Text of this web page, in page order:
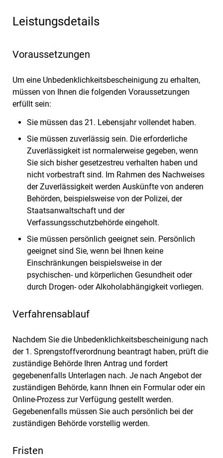
Leistungsdetails
Voraussetzungen
Um eine Unbedenklichkeitsbescheinigung zu erhalten,
müssen von Ihnen die folgenden Voraussetzungen
erfüllt sein:
Sie müssen das 21. Lebensjahr vollendet haben.
Sie müssen zuverlässig sein. Die erforderliche
Zuverlässigkeit ist normalerweise gegeben, wenn
Sie sich bisher gesetzestreu verhalten haben und
nicht vorbestraft sind. Im Rahmen des Nachweises
der Zuverlässigkeit werden Auskünfte von anderen
Behörden, beispielsweise von der Polizei, der
Staatsanwaltschaft und der
Verfassungsschutzbehörde eingeholt.
Sie müssen persönlich geeignet sein. Persönlich
geeignet sind Sie, wenn bei Ihnen keine
Einschränkungen beispielsweise in der
psychischen- und körperlichen Gesundheit oder
durch Drogen- oder Alkoholabhängigkeit vorliegen.
Verfahrensablauf
Nachdem Sie die Unbedenklichkeitsbescheinigung nach
der 1. Sprengstoffverordnung beantragt haben, prüft die
zuständige Behörde Ihren Antrag und fordert
gegebenenfalls Unterlagen nach. Je nach Angebot der
zuständigen Behörde, kann Ihnen ein Formular oder ein
Online-Prozess zur Verfügung gestellt werden.
Gegebenenfalls müssen Sie auch persönlich bei der
zuständigen Behörde vorstellig werden.
Fristen